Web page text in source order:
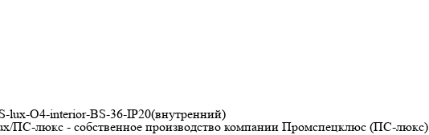
lux-O4-interior-BS-36-IP20(внутренний)
ПС-люкс - собственное производство компании Промспецклюс (ПС-люкс)